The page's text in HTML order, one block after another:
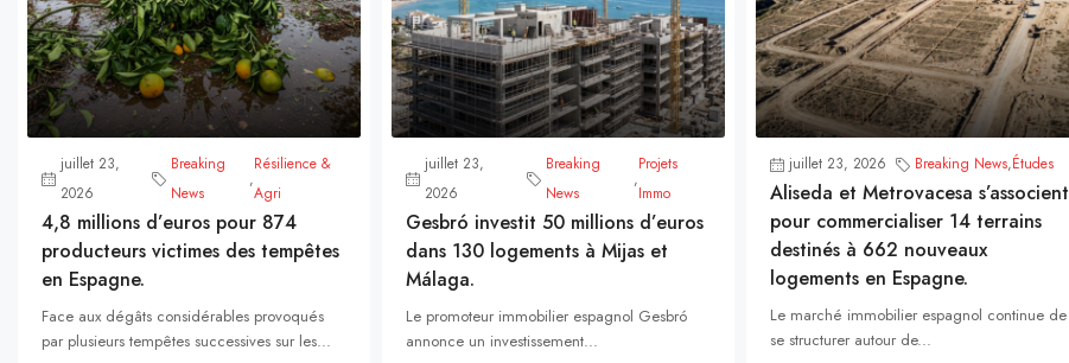
juillet 23,
2026
Breaking
News
,
Résilience &
Agri
4,8 millions d’euros pour 874
producteurs victimes des tempêtes
en Espagne.
Face aux dégâts considérables provoqués
par plusieurs tempêtes successives sur les...
juillet 23,
2026
Breaking
News
,
Projets
Immo
Gesbró investit 50 millions d’euros
dans 130 logements à Mijas et
Málaga.
Le promoteur immobilier espagnol Gesbró
annonce un investissement...
juillet 23, 2026 Breaking News,Études
Aliseda et Metrovacesa s’associent
pour commercialiser 14 terrains
destinés à 662 nouveaux
logements en Espagne.
Le marché immobilier espagnol continue de
se structurer autour de...